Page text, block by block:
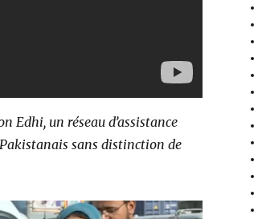
Edhi, un réseau d’assistance
sans distinction de